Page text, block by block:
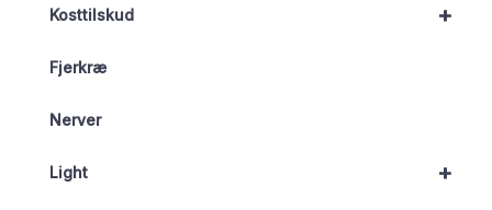
+
Kosttilskud
Fjerkræ
Nerver
+
Light